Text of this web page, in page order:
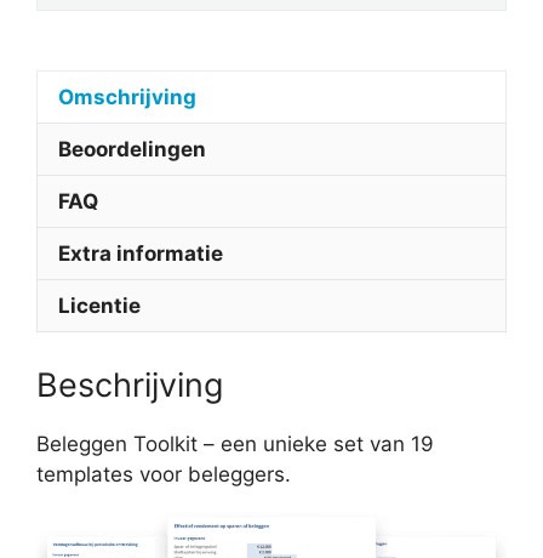
Omschrijving
Beoordelingen
FAQ
Extra informatie
Licentie
Beschrijving
Beleggen Toolkit – een unieke set van 19
templates voor beleggers.